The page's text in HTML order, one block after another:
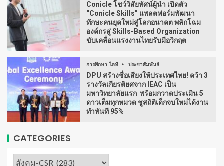
Conicle โชว์วิสัยทัศน์ผู้นำ เปิดตัว
“Conicle Skills” แพลตฟอร์มพัฒนา
ทักษะคนยุคใหม่สู่โลกอนาคต พลิกโฉม
องค์กรสู่ Skills-Based Organization
ขับเคลื่อนแรงงานไทยรับมือวิกฤต
การศึกษา-ไอที ประชาสัมพันธ์
DPU สร้างชื่อเสียงให้ประเทศไทย! คว้า 3
รางวัลเกียรติยศจาก IEAC เป็น
มหาวิทยาลัยแรก พร้อมกวาดประเมิน 5
ดาวเต็มทุกหมวด ชูสถิติเด็กจบใหม่ได้งาน
ทำทันที 95%
CATEGORIES